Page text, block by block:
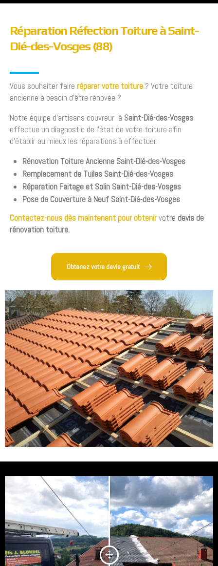
Réparation Réfection Toiture à Saint-
Dié-des-Vosges (88)
Vous souhaiter faire réparer votre toiture ? Votre toiture
ancienne à besoin d’être rénovée ?
Notre équipe d’artisans couvreur à Saint-Dié-des-Vosges
effectue un diagnostic de l’état de votre toiture afin
d’établir au mieux les réparations à effectuer.
Rénovation Toiture Ancienne Saint-Dié-des-Vosges
Remplacement de Tuiles Saint-Dié-des-Vosges
Réparation Faitage et Solin Saint-Dié-des-Vosges
Pose de Couverture à Neuf Saint-Dié-des-Vosges
Contactez-nous dès maintenant pour obtenirvotre devis de
rénovation toiture.
Obtenez votre devis gratuit